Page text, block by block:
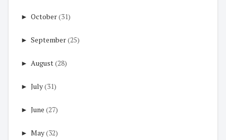
► October(31)
► September(25)
► August(28)
► July(31)
► June (27)
► May(32)